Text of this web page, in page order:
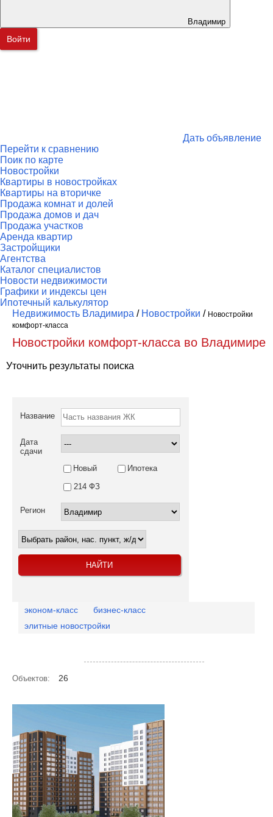
Владимир
Войти
Дать объявление
Перейти к сравнению
Поик по карте
Новостройки
Квартиры в новостройках
Квартиры на вторичке
Продажа комнат и долей
Продажа домов и дач
Продажа участков
Аренда квартир
Застройщики
Агентства
Каталог специалистов
Новости недвижимости
Графики и индексы цен
Ипотечный калькулятор
Недвижимость Владимира / Новостройки / Новостройки
комфорт-класса
Новостройки комфорт-класса во Владимире
Уточнить результаты поиска
Название
Дата
сдачи
Новый
Ипотека
214 ФЗ
Регион
эконом-класс
бизнес-класс
элитные новостройки
Объектов: 26